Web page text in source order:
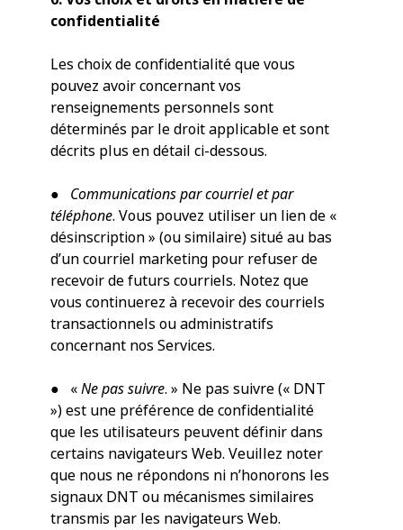
confidentialité
Les choix de confidentialité que vous
pouvez avoir concernant vos
renseignements personnels sont
déterminés par le droit applicable et sont
décrits plus en détail ci-dessous.
● Communications par courriel et par
téléphone. Vous pouvez utiliser un lien de «
désinscription » (ou similaire) situé au bas
d’un courriel marketing pour refuser de
recevoir de futurs courriels. Notez que
vous continuerez à recevoir des courriels
transactionnels ou administratifs
concernant nos Services.
● «Ne pas suivre. » Ne pas suivre (« DNT
») est une préférence de confidentialité
que les utilisateurs peuvent définir dans
certains navigateurs Web. Veuillez noter
que nous ne répondons ni n’honorons les
signaux DNT ou mécanismes similaires
transmis par les navigateurs Web.